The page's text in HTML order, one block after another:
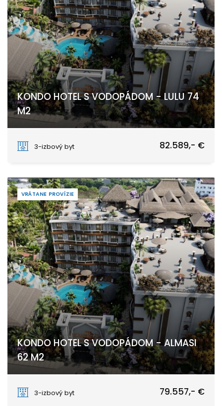
KONDO HOTEL S VODOPÁDOM - LULU 74
M2
3-izbový byt
82.589,- €
VRÁTANE PROVÍZIE
KONDO HOTEL S VODOPÁDOM - ALMASI
62 M2
3-izbový byt
79.557,- €